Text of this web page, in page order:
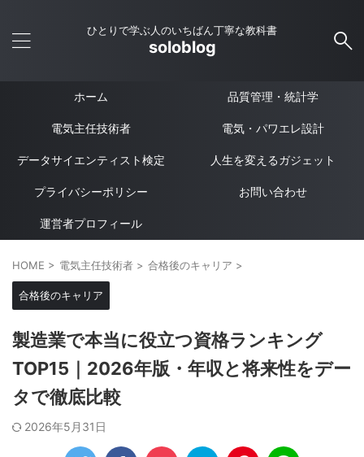
ひとりで学ぶ人のいちばん丁寧な教科書
soloblog
ホーム 品質管理・統計学
電気主任技術者 電気・パワエレ設計
データサイエンティスト検定 人生を変えるガジェット
プライバシーポリシー お問い合わせ
運営者プロフィール
HOME > 電気主任技術者 > 合格後のキャリア >
合格後のキャリア
製造業で本当に役立つ資格ランキング
TOP15｜2026年版・年収と将来性をデー
タで徹底比較
2026年5月31日